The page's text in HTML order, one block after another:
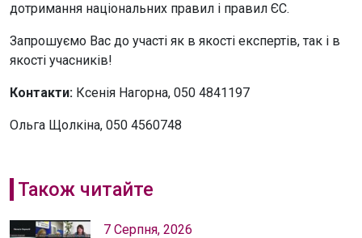
дотримання національних правил і правил ЄС.
Запрошуємо Вас до участі як в якості експертів, так і в
якості учасників!
Контакти: Ксенія Нагорна, 050 4841197
Ольга Щолкіна, 050 4560748
Також читайте
7 Серпня, 2026